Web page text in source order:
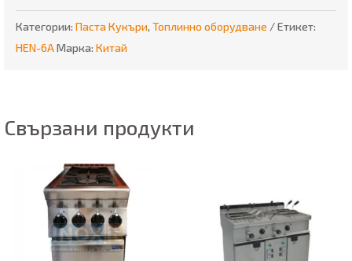
Категории: Паста Кукъри, Топлинно оборудване
Етикет:
HEN-6AМарка: Китай
Свързани продукти